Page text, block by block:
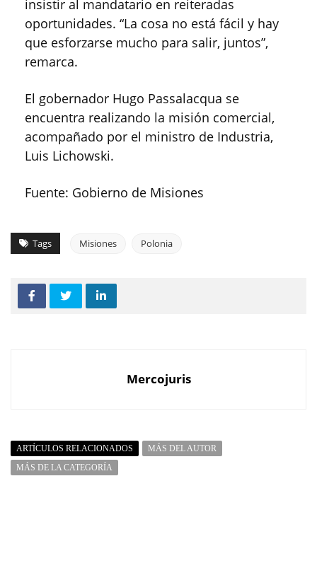
insistir al mandatario en reiteradas
oportunidades. “La cosa no está fácil y hay
que esforzarse mucho para salir, juntos”,
remarca.
El gobernador Hugo Passalacqua se
encuentra realizando la misión comercial,
acompañado por el ministro de Industria,
Luis Lichowski.
Fuente: Gobierno de Misiones
Tags Misiones Polonia
Mercojuris
ARTÍCULOS RELACIONADOS
MÁS DEL AUTOR
MÁS DE LA CATEGORÍA